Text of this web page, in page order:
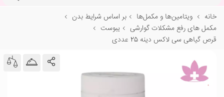
خانه ویتامین‌ها و مکمل‌ها
بر اساس شرایط بدن
مکمل های رفع مشکلات گوارشی
یبوست
قرص گیاهی سی لاکس دینه 25 عددی